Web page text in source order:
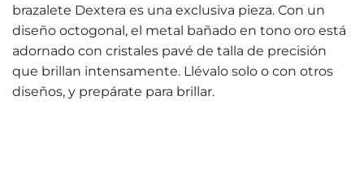
brazalete Dextera es una exclusiva pieza. Con un
diseño octogonal, el metal bañado en tono oro está
adornado con cristales pavé de talla de precisión
que brillan intensamente. Llévalo solo o con otros
diseños, y prepárate para brillar.